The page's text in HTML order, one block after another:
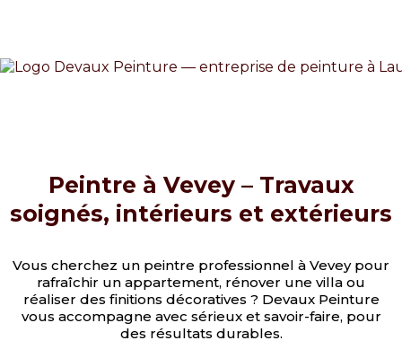
Peintre à Vevey – Travaux
soignés, intérieurs et extérieurs
Vous cherchez un peintre professionnel à Vevey pour
rafraîchir un appartement, rénover une villa ou
réaliser des finitions décoratives ? Devaux Peinture
vous accompagne avec sérieux et savoir-faire, pour
des résultats durables.